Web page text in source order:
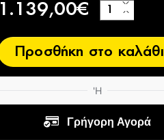
1.139,00€ −
+
Προσθήκη στο καλάθι